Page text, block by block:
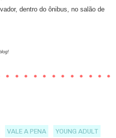
dentro do ônibus, no salão de
VALE A PENA YOUNG ADULT